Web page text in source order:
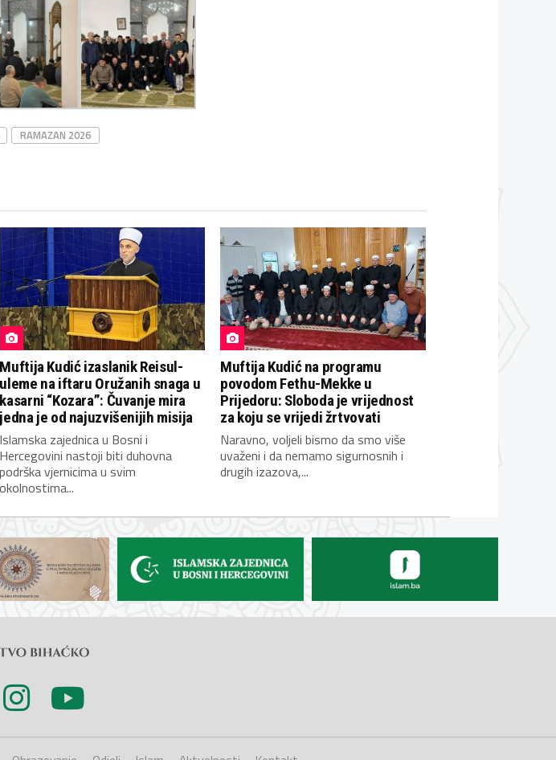
RAMAZAN 2026
Muftija Kudić izaslanik Reisul-
uleme na iftaru Oružanih snaga u
kasarni “Kozara”: Čuvanje mira
jedna je od najuzvišenijih misija
Islamska zajednica u Bosni i
Hercegovini nastoji biti duhovna
podrška vjernicima u svim
okolnostima...
Muftija Kudić na programu
povodom Fethu-Mekke u
Prijedoru: Sloboda je vrijednost
za koju se vrijedi žrtvovati
Naravno, voljeli bismo da smo više
uvaženi i da nemamo sigurnosnih i
drugih izazova,...